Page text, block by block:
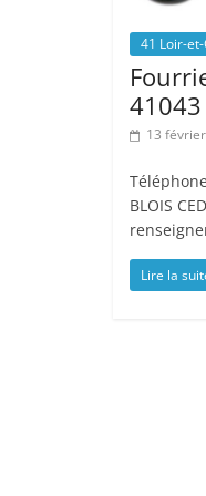
41 Loir-
41043
13
BLOIS
Lire la